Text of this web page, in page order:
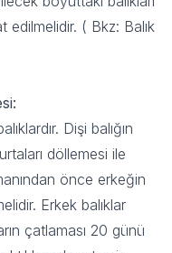
edilmelidir. ( Bkz: Balık
Dişi balığın
döllemesi ile
önce erkeğin
Erkek balıklar
çatlaması 20 günü